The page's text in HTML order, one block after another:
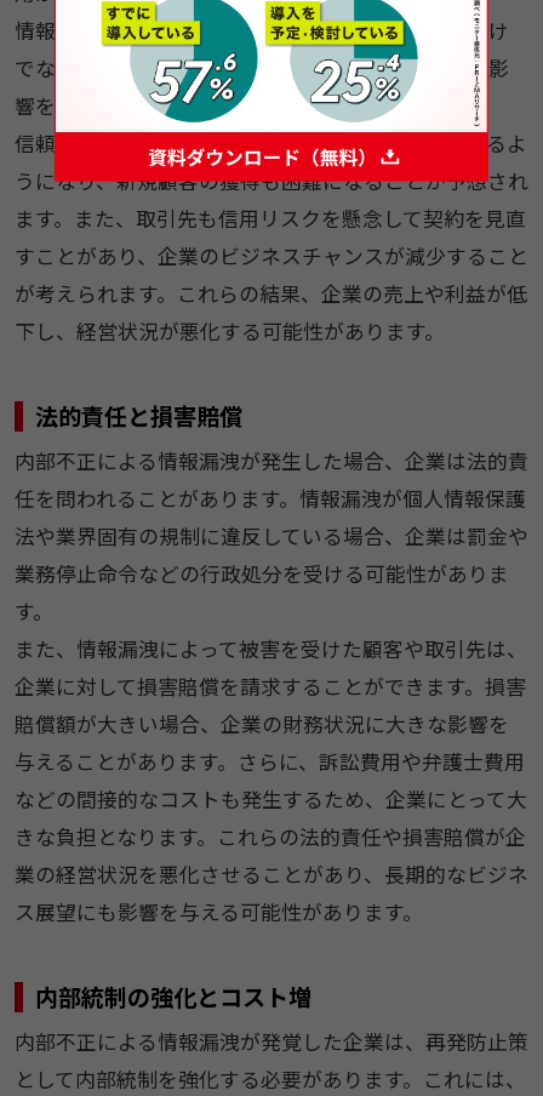
情報漏洩は、顧客や取引先に対する信頼を損なうだけ
でなく、企業のブランドイメージや市場価値にも悪影
響を与える可能性があります。
信頼が失われると、顧客はその企業との取引を避けるよ
うになり、新規顧客の獲得も困難になることが予想され
ます。また、取引先も信用リスクを懸念して契約を見直
すことがあり、企業のビジネスチャンスが減少すること
が考えられます。これらの結果、企業の売上や利益が低
下し、経営状況が悪化する可能性があります。
法的責任と損害賠償
内部不正による情報漏洩が発生した場合、企業は法的責
任を問われることがあります。情報漏洩が個人情報保護
法や業界固有の規制に違反している場合、企業は罰金や
業務停止命令などの行政処分を受ける可能性がありま
す。
また、情報漏洩によって被害を受けた顧客や取引先は、
企業に対して損害賠償を請求することができます。損害
賠償額が大きい場合、企業の財務状況に大きな影響を
与えることがあります。さらに、訴訟費用や弁護士費用
などの間接的なコストも発生するため、企業にとって大
きな負担となります。これらの法的責任や損害賠償が企
業の経営状況を悪化させることがあり、長期的なビジネ
ス展望にも影響を与える可能性があります。
内部統制の強化とコスト増
内部不正による情報漏洩が発覚した企業は、再発防止策
として内部統制を強化する必要があります。これには、